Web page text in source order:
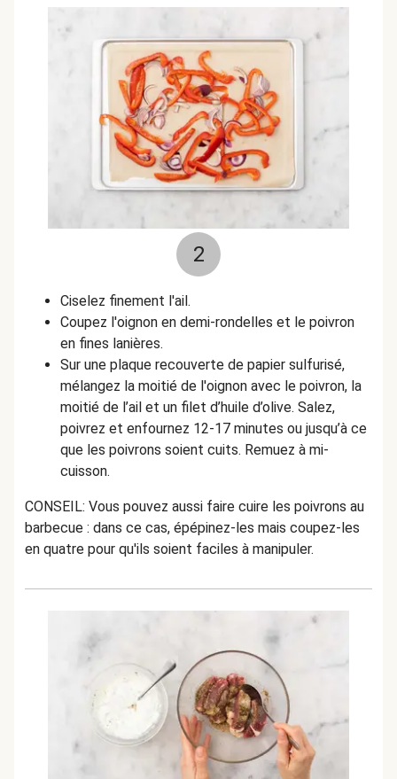
2
Ciselez finement l'ail.
Coupez l'oignon en demi-rondelles et le poivron
en fines lanières.
Sur une plaque recouverte de papier sulfurisé,
mélangez la moitié de l'oignon avec le poivron, la
moitié de l’ail et un filet d’huile d’olive. Salez,
poivrez et enfournez 12-17 minutes ou jusqu’à ce
que les poivrons soient cuits. Remuez à mi-
cuisson.
CONSEIL: Vous pouvez aussi faire cuire les poivrons au
barbecue : dans ce cas, épépinez-les mais coupez-les
en quatre pour qu'ils soient faciles à manipuler.